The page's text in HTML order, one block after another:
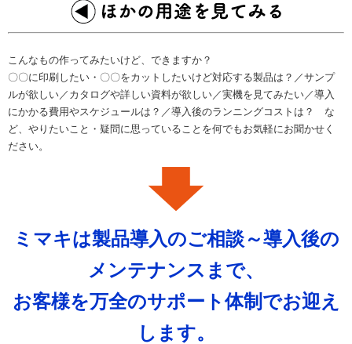
こんなもの作ってみたいけど、できますか？
〇〇に印刷したい・〇〇をカットしたいけど対応する製品は？／サンプ
ルが欲しい／カタログや詳しい資料が欲しい／実機を見てみたい／導入
にかかる費用やスケジュールは？／導入後のランニングコストは？ な
ど、やりたいこと・疑問に思っていることを何でもお気軽にお聞かせく
ださい。
ミマキは製品導入のご相談～導入後の
メンテナンスまで、
お客様を万全のサポート体制でお迎え
します。